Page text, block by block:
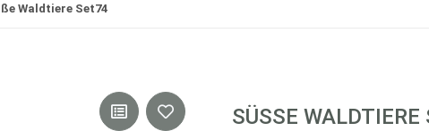
Waldtiere Set74
SÜSSE WALDTIERE